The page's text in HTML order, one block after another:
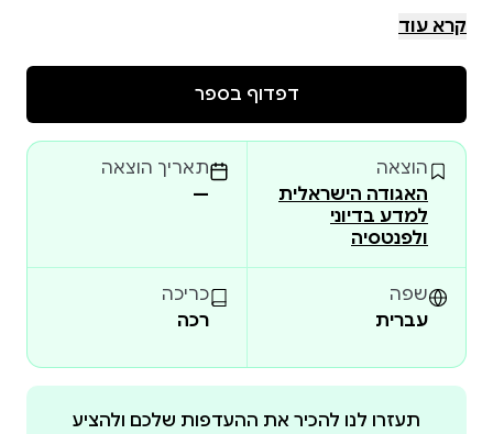
לפניכם ארבעה-עשר סיפורים חדשים, מקוריים וקסומים.
קרא עוד
דפדוף בספר
הוצאה
האגודה הישראלית
למדע בדיוני
ולפנטסיה
תאריך הוצאה
—
שפה
עברית
כריכה
רכה
תעזרו לנו להכיר את ההעדפות שלכם ולהציע